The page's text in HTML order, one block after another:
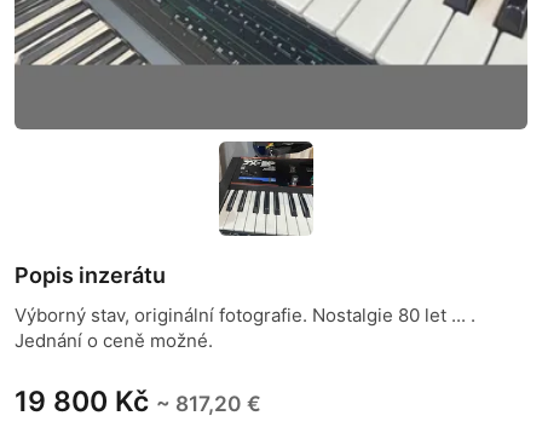
19 800 Kč ~ 817,20 €
Popis inzerátu
Výborný stav, originální fotografie. Nostalgie 80 let ... .
Jednání o ceně možné.